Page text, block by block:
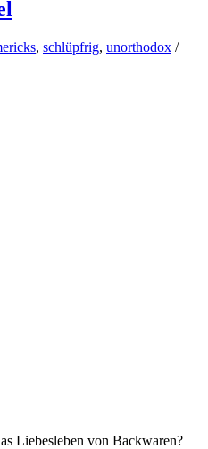
, schlüpfrig, unorthodox /
Liebesleben von Backwaren?